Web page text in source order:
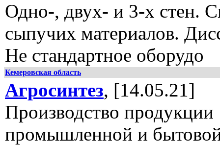
Одно-, двух- и 3-х стен.
сыпучих материалов.
Не стандартное оборудо
Кемеровская область
Агросинтез, [14.05.21]
Производство продукции
промышленной и